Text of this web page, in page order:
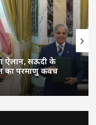
ऐलान, सऊदी के
का परमाणु कवच